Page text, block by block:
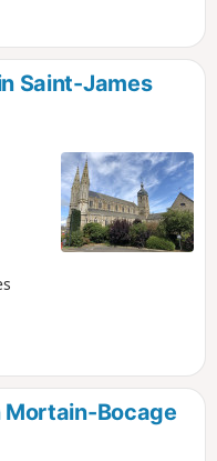
zu
des
die
durch
Saint-James
die
Mortain-Bocage